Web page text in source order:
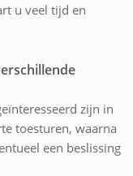
u veel tijd en
zijn in
toesturen, waarna
een beslissing